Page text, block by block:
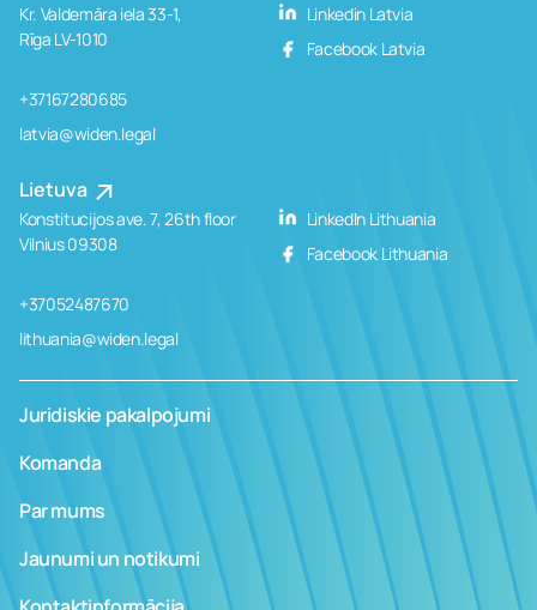
Kr. Valdemāra iela 33-1,
Rīga LV-1010
+37167280685
latvia@widen.legal
Linkedin Latvia
Facebook Latvia
Lietuva
Konstitucijos ave. 7, 26th floor
Vilnius 09308
+37052487670
lithuania@widen.legal
LinkedIn Lithuania
Facebook Lithuania
Juridiskie pakalpojumi
Komanda
Par mums
Jaunumi un notikumi